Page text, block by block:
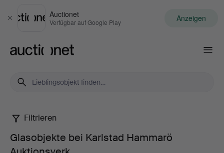
Schließen
Auctionet
Verfügbar auf Google Play Anzeigen
Glasobjekte
bei
Filtrieren
Glasobjekte bei Karlstad Hammarö